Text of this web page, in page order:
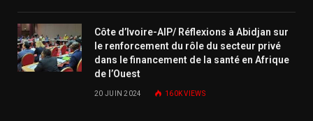
Côte d’Ivoire-AIP/ Réflexions à Abidjan sur
le renforcement du rôle du secteur privé
dans le financement de la santé en Afrique
de l’Ouest
20 JUIN 2024 160KVIEWS